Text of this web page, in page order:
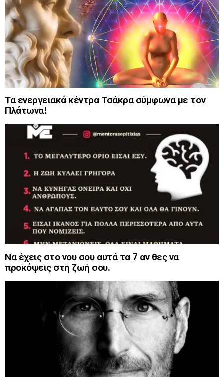
Τα ενεργειακά κέντρα Τσάκρα σύμφωνα με τον
Πλάτωνα!
Να έχεις στο νου σου αυτά τα 7 αν θες να
προκόψεις στη ζωή σου.